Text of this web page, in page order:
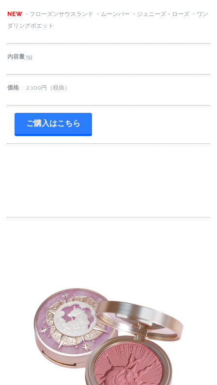
NEW ・フローズンサウスランド ・ムーンバー ・ジェニーズ・ローズ ・ワン
ダリングポエット
内容量:5g
価格: 2,100円（税抜）
ご購入はこちら